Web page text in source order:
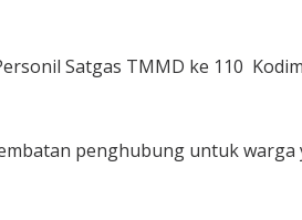
Satgas TMMD ke 110
penghubung untuk warga